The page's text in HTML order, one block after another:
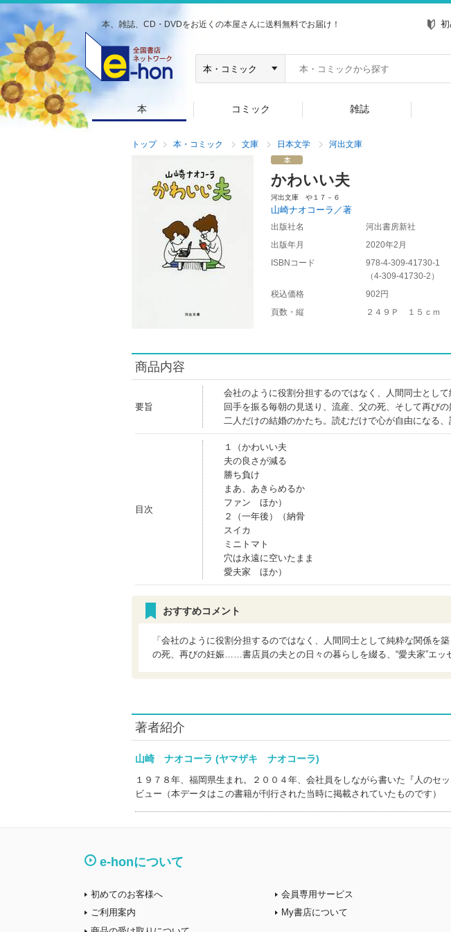
本、雑誌、CD・DVDをお近くの本屋さんに送料無料でお届け！
本 コミック 雑誌
トップ 本・コミック 文庫 日本文学 河出文庫
かわいい夫
河出文庫 や１７－６
山崎ナオコーラ／著
出版社名
河出書房新社
出版年月
2020年2月
ISBNコード
978-4-309-41730-1
（4-309-41730-2 ）
税込価格
902円
頁数・縦
２４９Ｐ １５ｃｍ
商品内容
要旨
会社のように役割分担するのではなく、人間同士とし
回手を振る毎朝の見送り、流産、父の死、そして再び
二人だけの結婚のかたち。読むだけで心が自由になる、
目次
１（かわいい夫
夫の良さが減る
勝ち負け
まあ、あきらめるか
ファン ほか）
２（一年後）（納骨
スイカ
ミニトマト
穴は永遠に空いたまま
愛夫家 ほか）
おすすめコメント
「会社のように役割分担するのではなく、人間同士として純粋な関係を
の死、再びの妊娠……書店員の夫との日々の暮らしを綴る、“愛夫家”エッ
著者紹介
山崎 ナオコーラ (ヤマザキ ナオコーラ)
１９７８年、福岡県生まれ。２００４年、会社員をしながら書いた『人のセ
ビュー（本データはこの書籍が刊行された当時に掲載されていたものです）
e-honについて
初めてのお客様へ
ご利用案内
会員専用サービス
My書店について